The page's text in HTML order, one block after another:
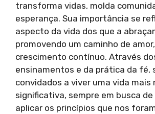
transforma vidas, molda
esperança. Sua importância se
aspecto da vida dos que a
promovendo um caminho de
crescimento contínuo. Através
ensinamentos e da prática da fé,
convidados a viver uma vida mais
significativa, sempre em busca
aplicar os princípios que nos